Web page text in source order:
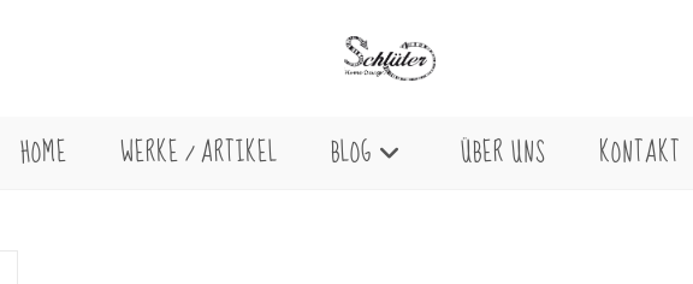
HOME WERKE / ARTIKEL BLOG ÜBER UNS KONTAKT